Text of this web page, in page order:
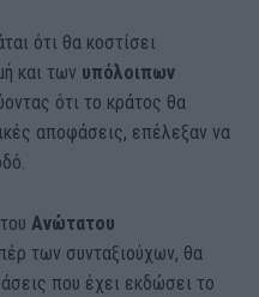
ότι θα κοστίσει
και των υπόλοιπων
ότι το κράτος θα
αποφάσεις, επέλεξαν να
Ανώτατου
των συνταξιούχων, θα
που έχει εκδώσει το